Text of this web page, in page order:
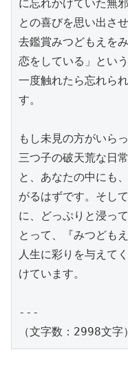
に忘れかけていた無
との喜びを思い出さ
去鑑賞みつどもえを
恋をしている」とい
一度触れたら忘れら
す。
もし未見の方がいら
三つ子の破天荒な日
と、あなたの中にも
がるはずです。そし
に、どっぷりと浸っ
とって、『みつども
人生に彩りを与えて
けています。
---
（文字数：2998文字）